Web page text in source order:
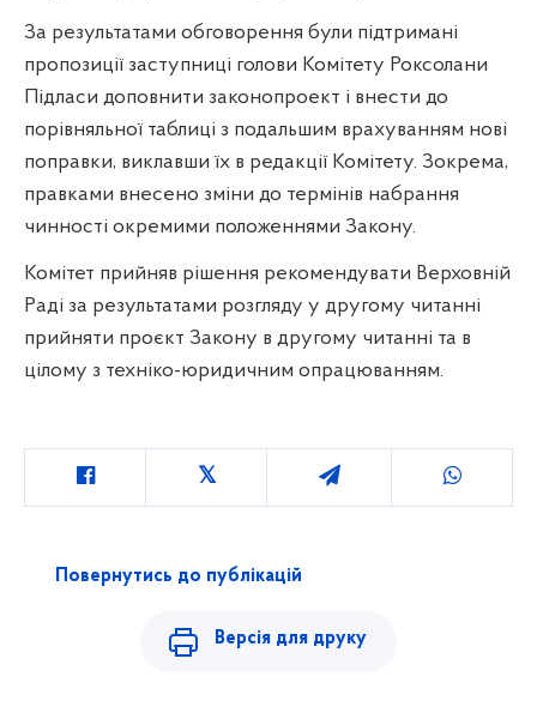
За результатами обговорення були підтримані
пропозиції заступниці голови Комітету Роксолани
Підласи доповнити законопроект і внести до
порівняльної таблиці з подальшим врахуванням нові
поправки, виклавши їх в редакції Комітету. Зокрема,
правками внесено зміни до термінів набрання
чинності окремими положеннями Закону.
Комітет прийняв рішення рекомендувати Верховній
Раді за результатами розгляду у другому читанні
прийняти проєкт Закону в другому читанні та в
цілому з техніко-юридичним опрацюванням.
Повернутись до публікацій
Версія для друку